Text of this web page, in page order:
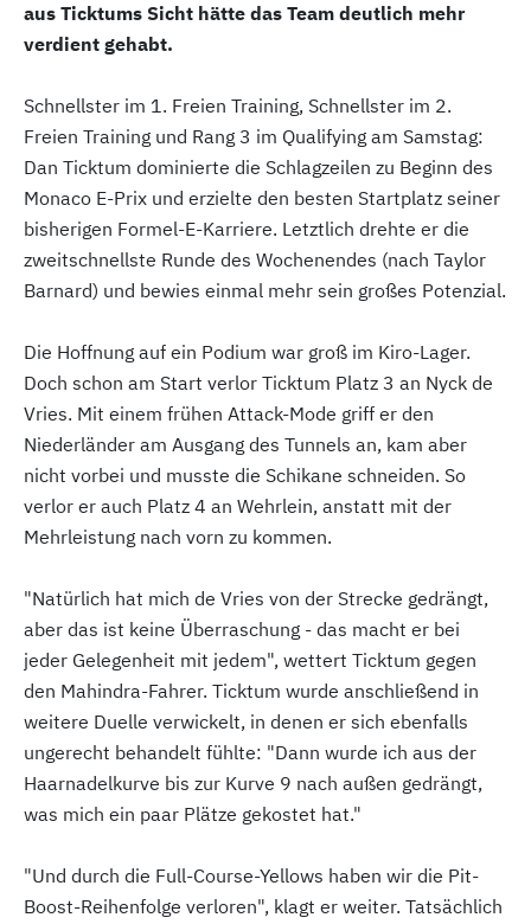
aus Ticktums Sicht hätte das Team deutlich mehr
verdient gehabt.
Schnellster im 1. Freien Training, Schnellster im 2.
Freien Training und Rang 3 im Qualifying am Samstag:
Dan Ticktum dominierte die Schlagzeilen zu Beginn des
Monaco E-Prix und erzielte den besten Startplatz seiner
bisherigen Formel-E-Karriere. Letztlich drehte er die
zweitschnellste Runde des Wochenendes (nach Taylor
Barnard) und bewies einmal mehr sein großes Potenzial.
Die Hoffnung auf ein Podium war groß im Kiro-Lager.
Doch schon am Start verlor Ticktum Platz 3 an Nyck de
Vries. Mit einem frühen Attack-Mode griff er den
Niederländer am Ausgang des Tunnels an, kam aber
nicht vorbei und musste die Schikane schneiden. So
verlor er auch Platz 4 an Wehrlein, anstatt mit der
Mehrleistung nach vorn zu kommen.
"Natürlich hat mich de Vries von der Strecke gedrängt,
aber das ist keine Überraschung - das macht er bei
jeder Gelegenheit mit jedem", wettert Ticktum gegen
den Mahindra-Fahrer. Ticktum wurde anschließend in
weitere Duelle verwickelt, in denen er sich ebenfalls
ungerecht behandelt fühlte: "Dann wurde ich aus der
Haarnadelkurve bis zur Kurve 9 nach außen gedrängt,
was mich ein paar Plätze gekostet hat."
"Und durch die Full-Course-Yellows haben wir die Pit-
Boost-Reihenfolge verloren", klagt er weiter. Tatsächlich